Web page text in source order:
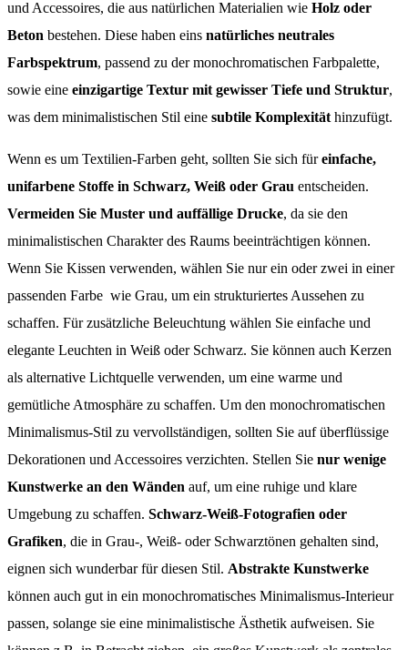
und Accessoires, die aus natürlichen Materialien wie Holz oder
Beton bestehen. Diese haben eins natürliches neutrales
Farbspektrum, passend zu der monochromatischen Farbpalette,
sowie eine einzigartige Textur mit gewisser Tiefe und Struktur,
was dem minimalistischen Stil eine subtile Komplexität hinzufügt.
Wenn es um Textilien-Farben geht, sollten Sie sich füreinfache,
unifarbene Stoffe in Schwarz, Weiß oder Grau entscheiden.
Vermeiden Sie Muster und auffällige Drucke, da sie den
minimalistischen Charakter des Raums beeinträchtigen können.
Wenn Sie Kissen verwenden, wählen Sie nur ein oder zwei in einer
passenden Farbe wie Grau, um ein strukturiertes Aussehen zu
schaffen. Für zusätzliche Beleuchtung wählen Sie einfache und
elegante Leuchten in Weiß oder Schwarz. Sie können auch Kerzen
als alternative Lichtquelle verwenden, um eine warme und
gemütliche Atmosphäre zu schaffen. Um den monochromatischen
Minimalismus-Stil zu vervollständigen, sollten Sie auf überflüssige
Dekorationen und Accessoires verzichten. Stellen Sie nur wenige
Kunstwerke an den Wänden auf, um eine ruhige und klare
Umgebung zu schaffen. Schwarz-Weiß-Fotografien oder
Grafiken, die in Grau-, Weiß- oder Schwarztönen gehalten sind,
eignen sich wunderbar für diesen Stil. Abstrakte Kunstwerke
können auch gut in ein monochromatisches Minimalismus-Interieur
passen, solange sie eine minimalistische Ästhetik aufweisen. Sie